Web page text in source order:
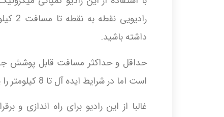
داشته باشید.
حداقل و حداکثر مسافت قابل پوشش
است اما در شرایط ایده آل تا 8 کیلومتر را پاسخ گو می باشد.
غالبا از این رادیو برای راه اندازی و